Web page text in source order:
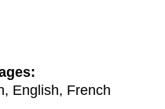
English, French